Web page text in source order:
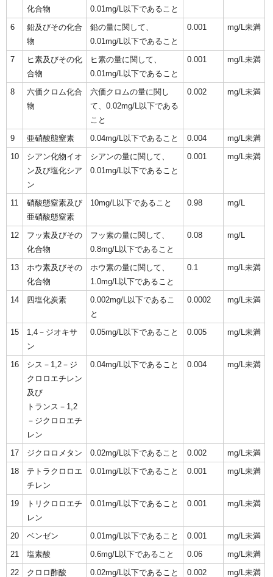
化合物
0.01mg/L以下であること
6
鉛及びその化合
物
鉛の量に関して、
0.01mg/L以下であること
0.001 mg/L未満
7
ヒ素及びその化
合物
ヒ素の量に関して、
0.01mg/L以下であること
0.001 mg/L未満
8
六価クロム化合
物
六価クロムの量に関し
て、0.02mg/L以下である
こと
0.002 mg/L未満
9 亜硝酸態窒素 0.04mg/L以下であること 0.004
mg/L未満
10
シアン化物イオ
ン及び塩化シア
ン
シアンの量に関して、
0.01mg/L以下であること
0.001 mg/L未満
11
硝酸態窒素及び
亜硝酸態窒素
10mg/L以下であること 0.98 mg/L
12
フッ素及びその
化合物
フッ素の量に関して、
0.8mg/L以下であること
0.08 mg/L
13
ホウ素及びその
化合物
ホウ素の量に関して、
1.0mg/L以下であること
0.1 mg/L未満
14 四塩化炭素
0.002mg/L以下であるこ
と
0.0002 mg/L未満
15
1,4－ジオキサ
ン
0.05mg/L以下であること 0.005 mg/L未満
16
シス－1,2－ジ
クロロエチレン
及び
トランス－1,2
－ジクロロエチ
レン
0.04mg/L以下であること 0.004 mg/L未満
17 ジクロロメタン 0.02mg/L以下であること 0.002
mg/L未満
18
テトラクロロエ
チレン
0.01mg/L以下であること 0.001 mg/L未満
19
トリクロロエチ
レン
0.01mg/L以下であること 0.001 mg/L未満
20 ベンゼン 0.01mg/L以下であること 0.001
mg/L未満
21
塩素酸 0.6mg/L以下であること 0.06
mg/L未満
22
クロロ酢酸 0.02mg/L以下であること 0.002 mg/L未満